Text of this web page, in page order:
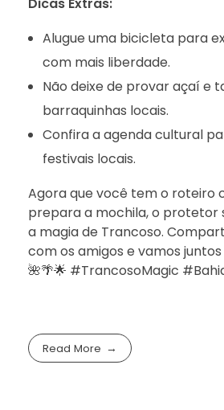
Alugue uma bicicleta para
com mais liberdade.
Não deixe de provar açaí e
barraquinhas locais.
Confira a agenda cultural
festivais locais.
Agora que você tem o roteiro
prepara a mochila, o protetor
a magia de Trancoso.
com os amigos e vamos
🌺🌴🌟 #TrancosoMagic
Read More